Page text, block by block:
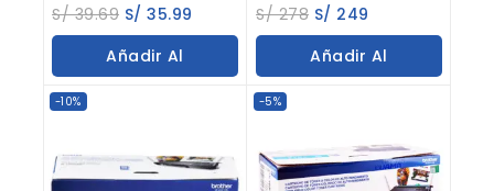
0
out
of
S/39.69 S/ 35.99
Añadir Al
0
out
of
S/278 S/ 249
Añadir Al
-10% -5%